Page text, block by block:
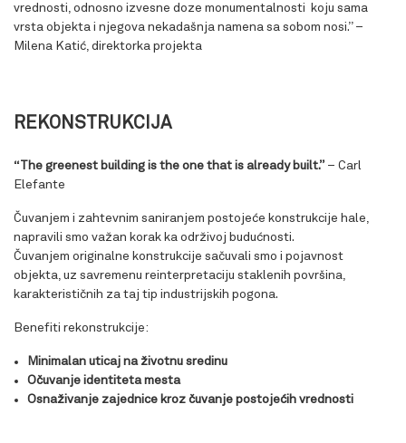
vrednosti, odnosno izvesne doze monumentalnosti koju sama
vrsta objekta i njegova nekadašnja namena sa sobom nosi.” –
Milena Katić, direktorka projekta
REKONSTRUKCIJA
“The greenest building is the one that is already built.” – Carl
Elefante
Čuvanjem i zahtevnim saniranjem postojeće konstrukcije hale,
napravili smo važan korak ka održivoj budućnosti.
Čuvanjem originalne konstrukcije sačuvali smo i pojavnost
objekta, uz savremenu reinterpretaciju staklenih površina,
karakterističnih za taj tip industrijskih pogona.
Benefiti rekonstrukcije:
Minimalan uticaj na životnu sredinu
Očuvanje identiteta mesta
Osnaživanje zajednice kroz čuvanje postojećih vrednosti